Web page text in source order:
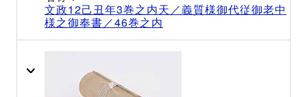
文政12己丑年3巻之内天／義質様御代従御老中
様之御奉書／46巻之内